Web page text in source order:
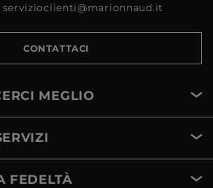
CONTATTACI
MEGLIO
FEDELTÀ